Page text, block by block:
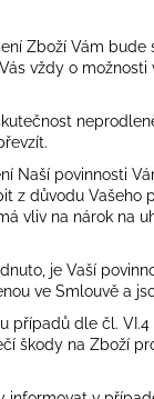
Zboží Vám bude
vždy o
Naší povinnosti
z důvodu Vašeho
vliv na nárok na
je Vaší
ve Smlouvě a
případů dle čl. VI.4
škody na Zboží